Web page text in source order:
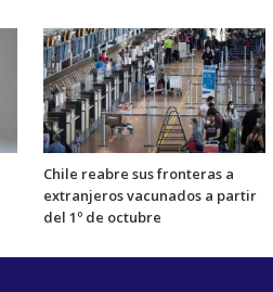
Chile reabre sus fronteras a
extranjeros vacunados a partir
del 1º de octubre